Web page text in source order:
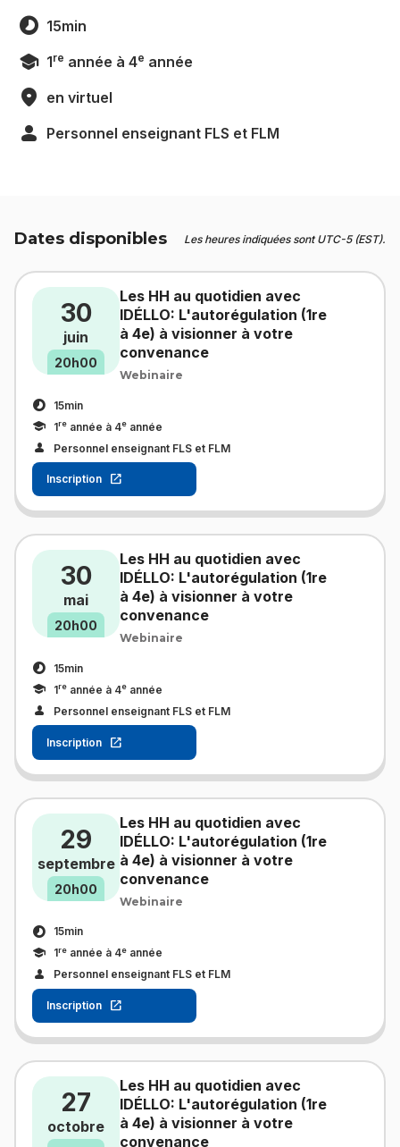
15min
1re année à 4e année
en virtuel
Personnel enseignant FLS et FLM
Dates disponibles Les heures indiquées sont UTC-5 (EST).
30
juin
20h00
Les HH au quotidien avec
IDÉLLO: L'autorégulation (1re
à 4e) à visionner à votre
convenance
Webinaire
15min
1re année à 4e année
Personnel enseignant FLS et FLM
Inscription
30
mai
20h00
Les HH au quotidien avec
IDÉLLO: L'autorégulation (1re
à 4e) à visionner à votre
convenance
Webinaire
15min
1re année à 4e année
Personnel enseignant FLS et FLM
Inscription
29
septembre
20h00
Les HH au quotidien avec
IDÉLLO: L'autorégulation (1re
à 4e) à visionner à votre
convenance
Webinaire
15min
1re année à 4e année
Personnel enseignant FLS et FLM
Inscription
27
octobre
Les HH au quotidien avec
IDÉLLO: L'autorégulation (1re
à 4e) à visionner à votre
convenance